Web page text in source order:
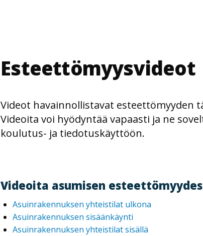
Esteettömyysvideot
Videot havainnollistavat esteettömyyden
Videoita voi hyödyntää vapaasti ja ne
koulutus- ja tiedotuskäyttöön.
Videoita asumisen
Asuinrakennuksen yhteistilat ulkona
Asuinrakennuksen sisäänkäynti
Asuinrakennuksen yhteistilat sisällä